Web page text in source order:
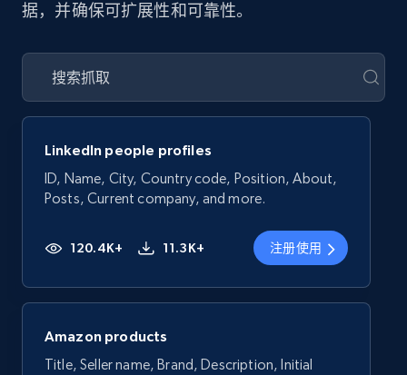
据，并确保可扩展性和可靠性。
LinkedIn people profiles
ID, Name, City, Country code, Position, About,
Posts, Current company, and more.
120.4K+ 11.3K+ 注册使用
Amazon products
Title, Seller name, Brand, Description, Initial